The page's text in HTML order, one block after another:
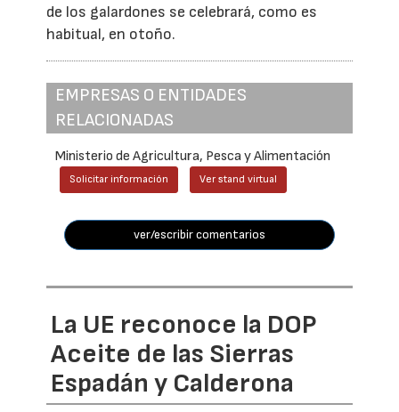
de los galardones se celebrará, como es
habitual, en otoño.
EMPRESAS O ENTIDADES
RELACIONADAS
Ministerio de Agricultura, Pesca y Alimentación
Solicitar información Ver stand virtual
ver/escribir comentarios
La UE reconoce la DOP
Aceite de las Sierras
Espadán y Calderona